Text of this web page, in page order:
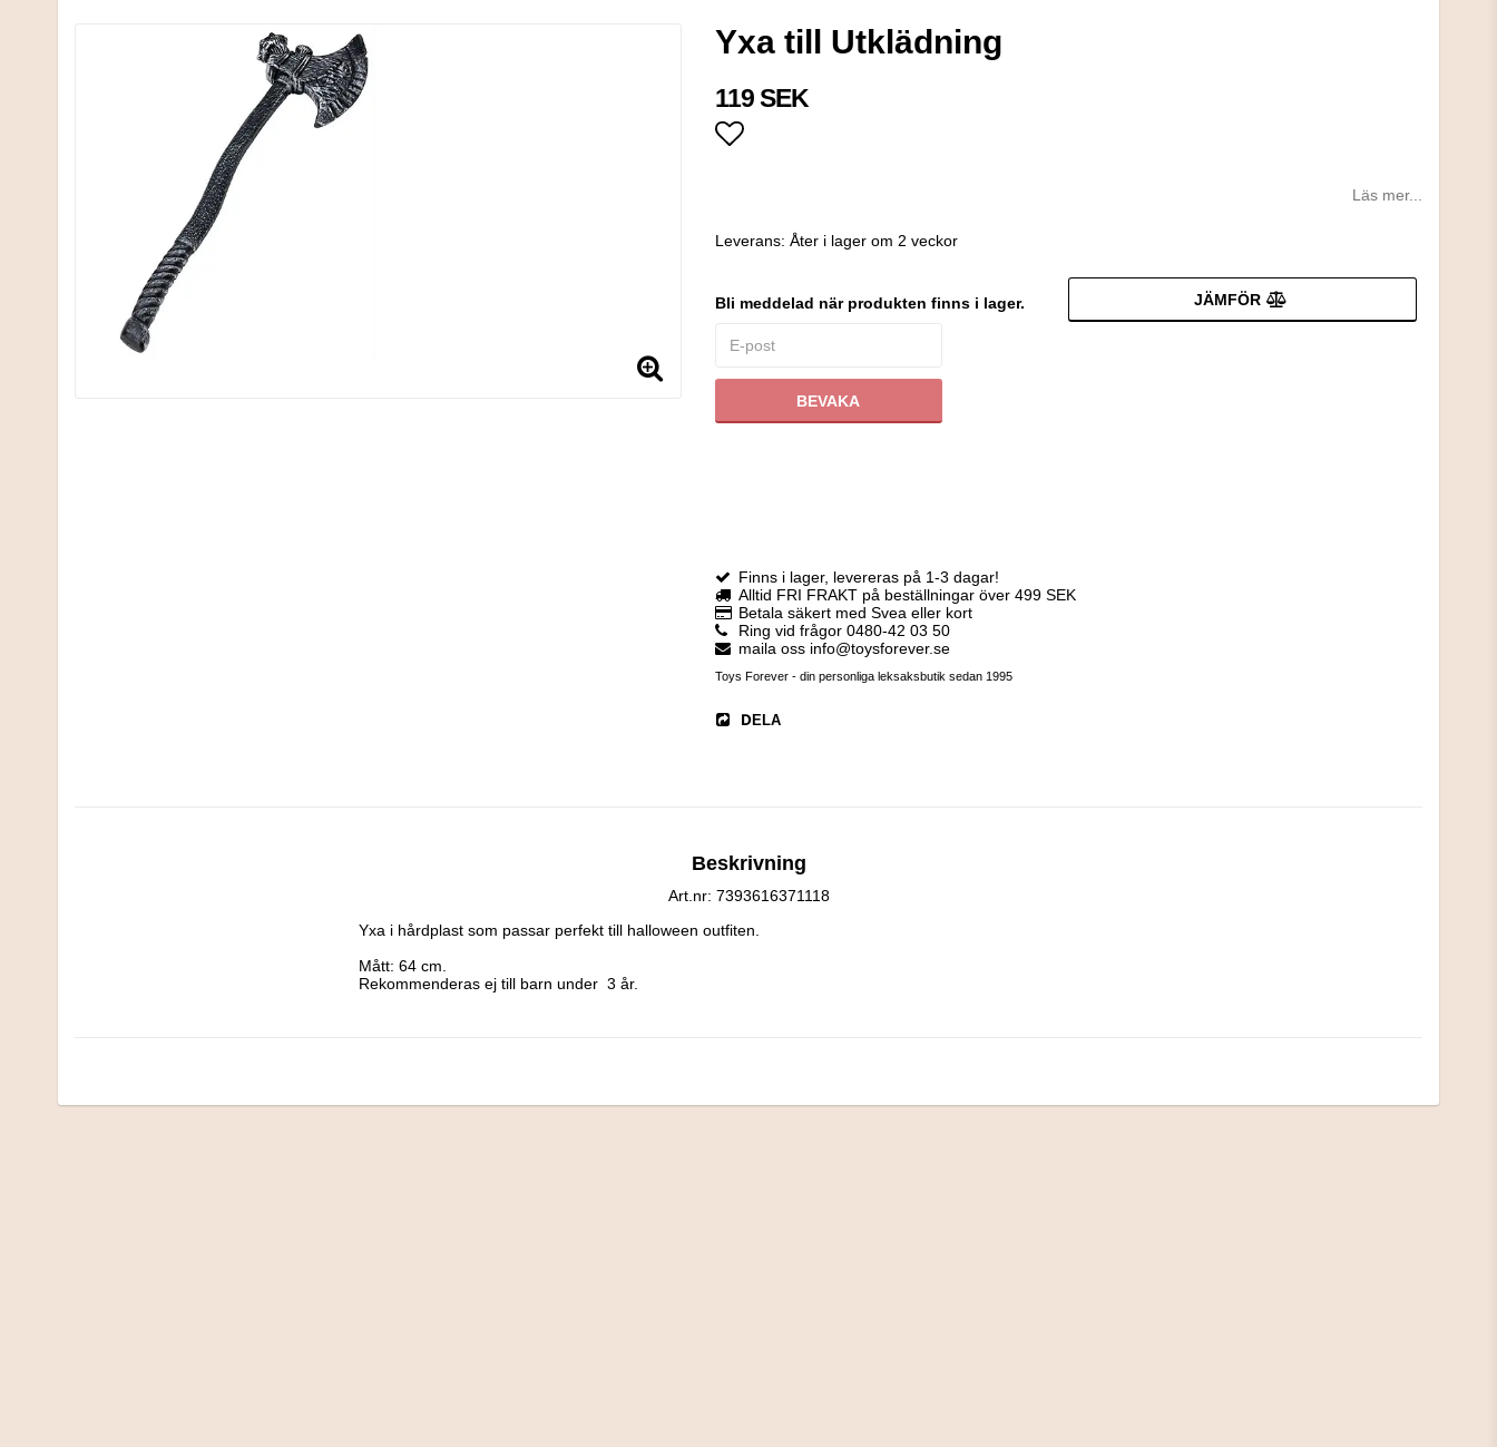
Yxa till Utklädning
119 SEK
Läs mer...
Leverans: Åter i lager om 2 veckor
Bli meddelad när produkten finns i lager.
BEVAKA
JÄMFÖR
Finns i lager, levereras på 1-3 dagar!
Alltid FRI FRAKT på beställningar över 499 SEK
Betala säkert med Svea eller kort
Ring vid frågor 0480-42 03 50
maila oss info@toysforever.se
Toys Forever - din personliga leksaksbutik sedan 1995
DELA
Beskrivning
Art.nr: 7393616371118
Yxa i hårdplast som passar perfekt till halloween outfiten.
Mått: 64 cm.
Rekommenderas ej till barn under  3 år.